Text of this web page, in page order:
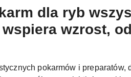
dla ryb
wzrost,
pokarmów i preparatów,